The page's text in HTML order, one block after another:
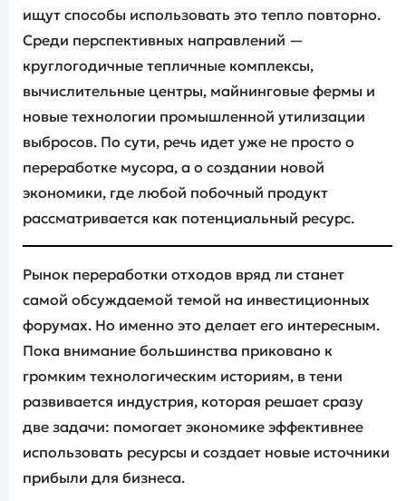
ищут способы использовать это тепло повторно.
Среди перспективных направлений —
круглогодичные тепличные комплексы,
вычислительные центры, майнинговые фермы и
новые технологии промышленной утилизации
выбросов. По сути, речь идет уже не просто о
переработке мусора, а о создании новой
экономики, где любой побочный продукт
рассматривается как потенциальный ресурс.
Рынок переработки отходов вряд ли станет
самой обсуждаемой темой на инвестиционных
форумах. Но именно это делает его интересным.
Пока внимание большинства приковано к
громким технологическим историям, в тени
развивается индустрия, которая решает сразу
две задачи: помогает экономике эффективнее
использовать ресурсы и создает новые источники
прибыли для бизнеса.